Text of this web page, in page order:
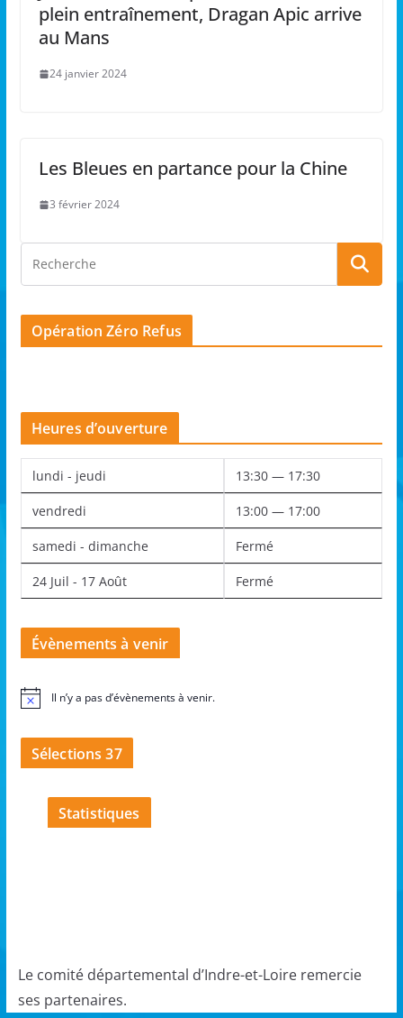
plein entraînement, Dragan Apic arrive
au Mans
24 janvier 2024
Les Bleues en partance pour la Chine
3 février 2024
Opération Zéro Refus
Heures d’ouverture
lundi - jeudi 13:30 — 17:30
vendredi 13:00 — 17:00
samedi - dimanche Fermé
24 Juil - 17 Août Fermé
Évènements à venir
N
Il n’y a pas d’évènements à venir.
Sélections 37
Statistiques
Le comité départemental d’Indre-et-Loire remercie
ses partenaires.